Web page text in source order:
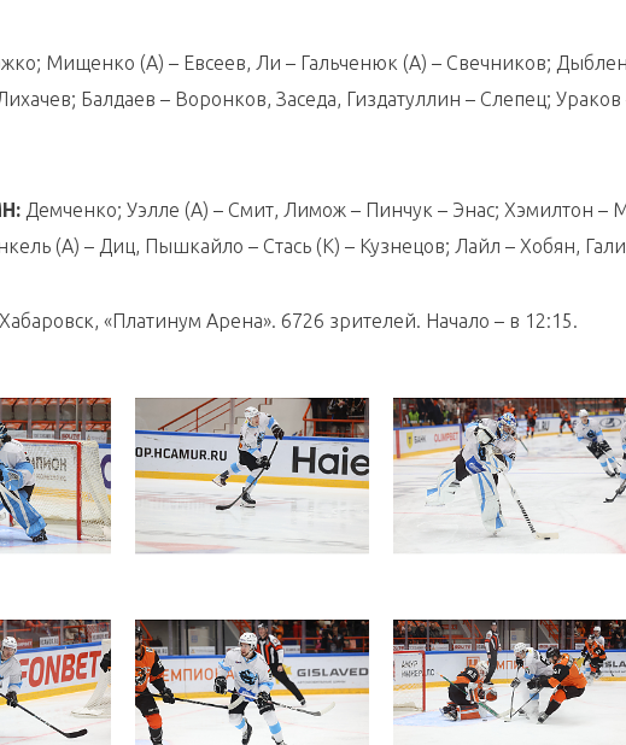
Мищенко (А) – Евсеев, Ли – Гальченюк (А) – Свечников;
Балдаев – Воронков, Заседа, Гиздатуллин – Слепец; Ураков
Демченко; Уэлле (А) – Смит, Лимож – Пинчук – Энас; Хэмилтон
(А) – Диц, Пышкайло – Стась (К) – Кузнецов; Лайл – Хобян,
Хабаровск, «Платинум Арена». 6726 зрителей. Начало – в 12:15.